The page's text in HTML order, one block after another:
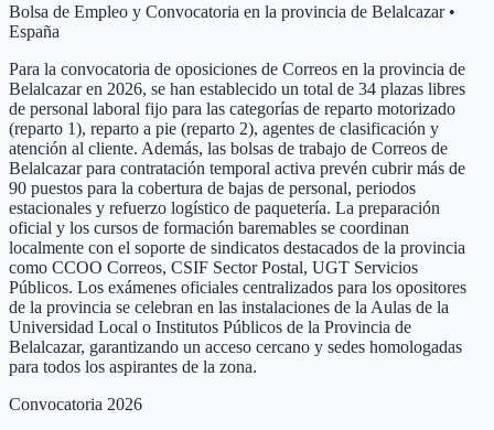
Bolsa de Empleo y Convocatoria en la provincia de Belalcazar•
España
Para la convocatoria de oposiciones de Correos en la provincia de
Belalcazar en 2026, se han establecido un total de 34 plazas libres
de personal laboral fijo para las categorías de reparto motorizado
(reparto 1), reparto a pie (reparto 2), agentes de clasificación y
atención al cliente. Además, las bolsas de trabajo de Correos de
Belalcazar para contratación temporal activa prevén cubrir más de
90 puestos para la cobertura de bajas de personal, periodos
estacionales y refuerzo logístico de paquetería. La preparación
oficial y los cursos de formación baremables se coordinan
localmente con el soporte de sindicatos destacados de la provincia
como CCOO Correos, CSIF Sector Postal, UGT Servicios
Públicos. Los exámenes oficiales centralizados para los opositores
de la provincia se celebran en las instalaciones de la Aulas de la
Universidad Local o Institutos Públicos de la Provincia de
Belalcazar, garantizando un acceso cercano y sedes homologadas
para todos los aspirantes de la zona.
Convocatoria 2026